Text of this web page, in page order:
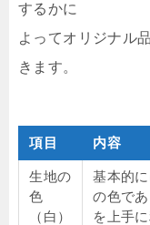
するかに
よってオリジナル
きます。
項目 内容
生地の
色
（白）
基本的
の色で
を上手